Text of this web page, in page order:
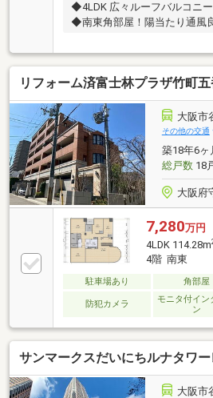
◆4LDK 広々ルーフバルコニ
◆南東角部屋！陽当たり通風
リフォーム済富士林プラザ竹町
大阪市
その他の交通
築18年6ヶ
総戸数18
大阪府
7,280万円
4LDK 114.28m
4階 南東
駐車場あり 角部屋
防犯カメラ
モニタ付イン
ン
サンマークスだいにちルナタワ
大阪市